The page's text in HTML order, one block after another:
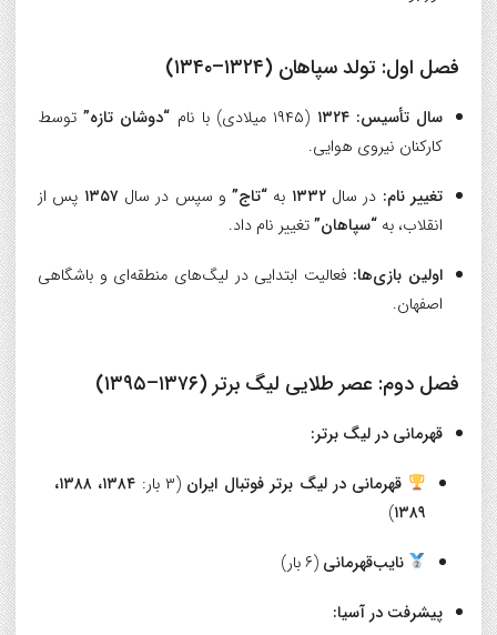
فصل اول: تولد سپاهان (۱۳۲۴–۱۳۴۰)
سال تأسیس: ۱۳۲۴ (۱۹۴۵ میلادی) با نام “دوشان تازه”توسط
کارکنان نیروی هوایی.
تغییر نام: در سال۱۳۳۲ به “تاج”و سپس در سال۱۳۵۷ پس از
انقلاب، به “سپاهان”تغییر نام داد.
اولین بازی‌ها: فعالیت ابتدایی در لیگ‌های منطقه‌ای و باشگاهی
اصفهان.
فصل دوم: عصر طلایی لیگ برتر (۱۳۷۶–۱۳۹۵)
قهرمانی در لیگ برتر:
قهرمانی در لیگ برتر فوتبال ایران (۳ بار:
۱۳۸۴، ۱۳۸۸،
۱۳۸۹)
نایب‌قهرمانی (۶ بار)
پیشرفت در آسیا: